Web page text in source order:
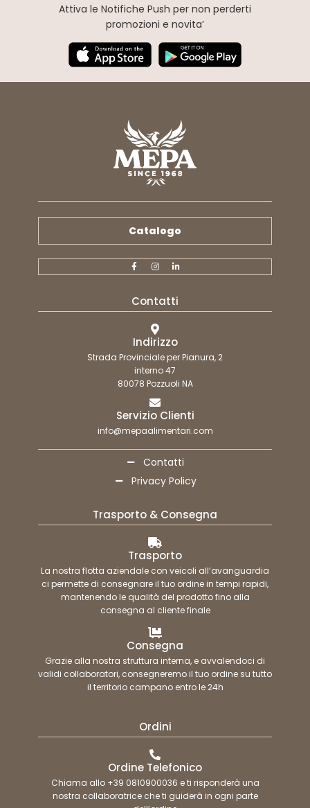
Attiva le Notifiche Push per non perderti
promozioni e novita’
Catalogo
Contatti
Indirizzo
Strada Provinciale per Pianura, 2
interno 47
80078 Pozzuoli NA
Servizio Clienti
info@mepaalimentari.com
Contatti
Privacy Policy
Trasporto & Consegna
Trasporto
La nostra flotta aziendale con veicoli all’avanguardia
ci permette di consegnare il tuo ordine in tempi rapidi,
mantenendo le qualità del prodotto fino alla
consegna al cliente finale
Consegna
Grazie alla nostra struttura interna, e avvalendoci di
validi collaboratori, consegneremo il tuo ordine su tutto
il territorio campano entro le 24h
Ordini
Ordine Telefonico
Chiama allo +39 0810900036 e ti risponderà una
nostra collaboratrice che ti guiderà in ogni parte